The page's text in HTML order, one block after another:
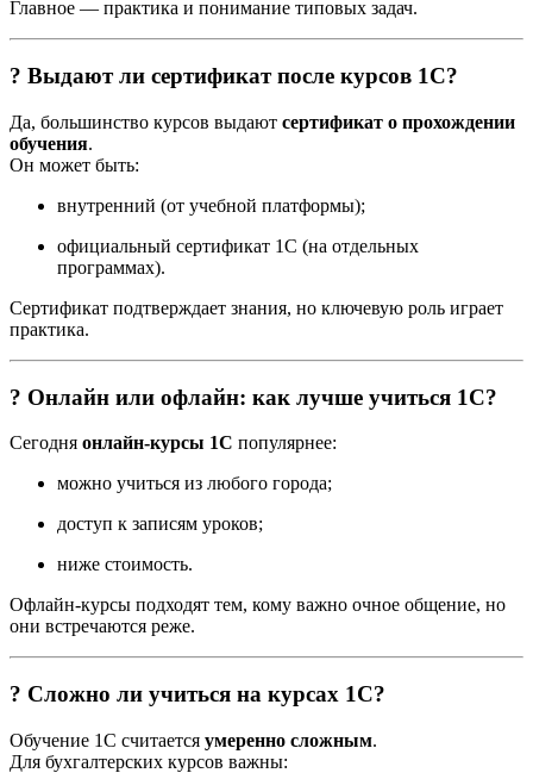
Главное — практика и понимание типовых задач.
? Выдают ли сертификат после курсов 1С?
Да, большинство курсов выдают сертификат о прохождении
обучения.
Он может быть:
внутренний (от учебной платформы);
официальный сертификат 1С (на отдельных
программах).
Сертификат подтверждает знания, но ключевую роль играет
практика.
? Онлайн или офлайн: как лучше учиться 1С?
Сегодня онлайн-курсы 1С популярнее:
можно учиться из любого города;
доступ к записям уроков;
ниже стоимость.
Офлайн-курсы подходят тем, кому важно очное общение, но
они встречаются реже.
? Сложно ли учиться на курсах 1С?
Обучение 1С считается умеренно сложным.
Для бухгалтерских курсов важны: